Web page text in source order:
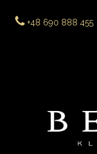
+48 690 888 455